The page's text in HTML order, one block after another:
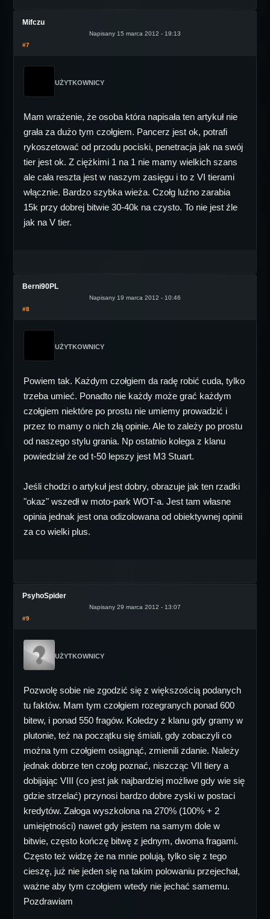
Mifczu
Napisany 15 marca 2012 - 19:13
#7
UŻYTKOWNICY
Mam wrażenie, że osoba która napisała ten artykuł nie
grała za dużo tym czołgiem. Pancerz jest ok, potrafi
rykoszetować od przodu pociski, penetracja jak na swój
tier jest ok. Z ciężkimi 1 na 1 nie mamy wielkich szans
ale cała reszta jest w naszym zasięgu i to z VI tierami
włącznie. Bardzo szybka wieża. Czołg luźno zarabia
15k przy dobrej bitwie 30-40k na czysto. To nie jest źle
jak na V tier.
Berni90PL
Napisany 19 marca 2012 - 10:46
#8
UŻYTKOWNICY
Powiem tak. Każdym czołgiem da radę robić cuda, tylko
trzeba umieć. Ponadto nie każdy może grać każdym
czołgiem niektóre po prostu nie umiemy prowadzić i
przez to mamy o nich złą opinie. Ale to zależy po prostu
od naszego stylu grania. Np ostatnio kolega z klanu
powiedział że od t-50 lepszy jest M3 Stuart.
Jeśli chodzi o artykuł jest dobry, obrazuje jak ten rzadki
"okaz" wszedł w moto-park WOT-a. Jest tam własne
opinia jednak jest ona odizolowana od obiektywnej opinii
za co wielki plus.
PsyhoSpider
Napisany 29 marca 2012 - 13:07
#9
UŻYTKOWNICY
Pozwolę sobie nie zgodzić się z większością podanych
tu faktów. Mam tym czołgiem rozegranych ponad 600
bitew, i ponad 550 fragów. Koledzy z klanu gdy gramy w
plutonie, też na początku się śmiali, gdy zobaczyli co
można tym czołgiem osiągnąć, zmienili zdanie. Należy
jednak dobrze ten czołg poznać, niszcząc VII tiery a
dobijając VIII (co jest jak najbardziej możliwe gdy wie się
gdzie strzelać) przynosi bardzo dobre zyski w postaci
kredytów. Załoga wyszkolona na 270% (100% + 2
umiejętności) nawet gdy jestem na samym dole w
bitwie, często kończę bitwę z jednym, dwoma fragami.
Często też widzę że na mnie polują, tylko się z tego
cieszę, już nie jeden się na takim polowaniu przejechał,
ważne aby tym czołgiem wtedy nie jechać samemu.
Pozdrawiam